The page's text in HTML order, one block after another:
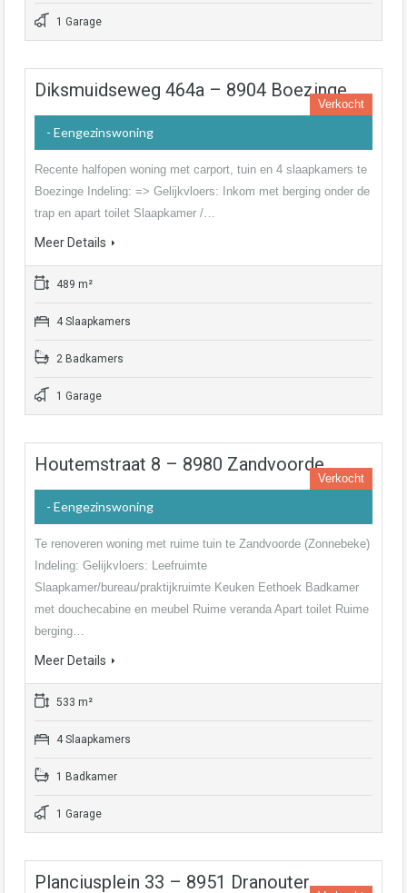
1 Garage
Diksmuidseweg 464a – 8904 Boezinge
Verkocht
- Eengezinswoning
Recente halfopen woning met carport, tuin en 4 slaapkamers te
Boezinge Indeling: => Gelijkvloers: Inkom met berging onder de
trap en apart toilet Slaapkamer /…
Meer Details
489 m²
4 Slaapkamers
2 Badkamers
1 Garage
Houtemstraat 8 – 8980 Zandvoorde
Verkocht
- Eengezinswoning
Te renoveren woning met ruime tuin te Zandvoorde (Zonnebeke)
Indeling: Gelijkvloers: Leefruimte
Slaapkamer/bureau/praktijkruimte Keuken Eethoek Badkamer
met douchecabine en meubel Ruime veranda Apart toilet Ruime
berging…
Meer Details
533 m²
4 Slaapkamers
1 Badkamer
1 Garage
Planciusplein 33 – 8951 Dranouter